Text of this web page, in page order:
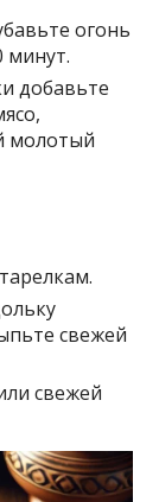
огонь
минут.
добавьте
молотый
свежей
свежей